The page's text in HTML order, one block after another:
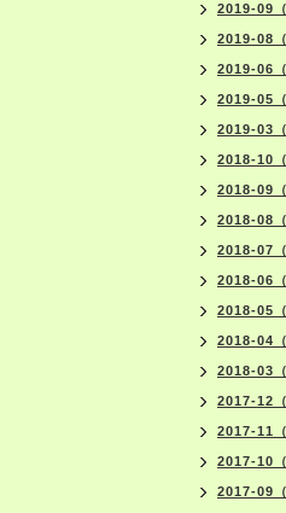
2019-09（
2019-08（
2019-06（
2019-05（
2019-03（
2018-10（
2018-09（
2018-08（
2018-07（
2018-06（
2018-05（
2018-04（
2018-03（
2017-12（
2017-11（
2017-10（
2017-09（